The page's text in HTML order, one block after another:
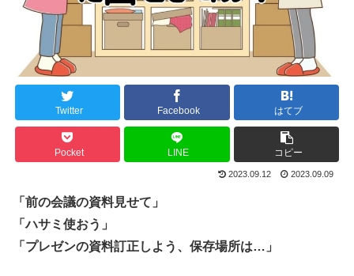
Twitter Facebook はてブ
Pocket LINE コピー
2023.09.12 2023.09.09
「前の会議の資料見せて」
「ハサミ使おう」
「プレゼンの資料訂正しよう、保存場所は…」